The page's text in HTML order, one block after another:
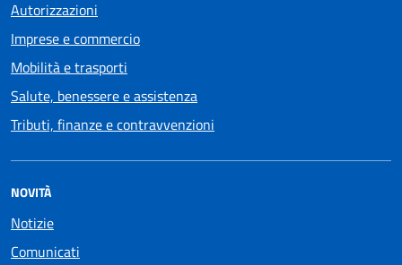
Autorizzazioni
Imprese e commercio
Mobilità e trasporti
Salute, benessere e assistenza
Tributi, finanze e contravvenzioni
NOVITÀ
Notizie
Comunicati